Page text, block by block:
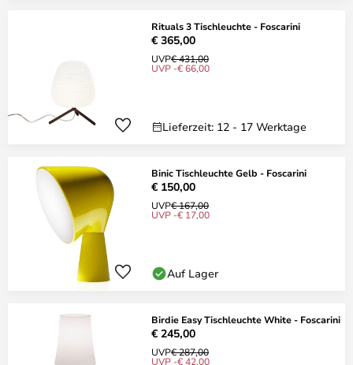
Rituals 3 Tischleuchte - Foscarini
€ 365,00
UVP€ 431,00
UVP -€ 66,00
Lieferzeit: 12 - 17 Werktage
Binic Tischleuchte Gelb - Foscarini
€ 150,00
UVP€ 167,00
UVP -€ 17,00
Auf Lager
Birdie Easy Tischleuchte White - Foscarini
€ 245,00
UVP€ 287,00
UVP -€ 42,00